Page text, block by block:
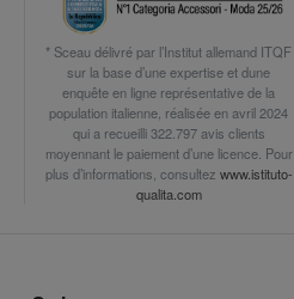
* Sceau délivré par l’Institut allemand ITQF
sur la base d’une expertise et dune
enquête en ligne représentative de la
population italienne, réalisée en avril 2024
qui a recueilli 322.797 avis clients
moyennant le paiement d’une licence. Pour
plus d’informations, consultez www.istituto-
qualita.com